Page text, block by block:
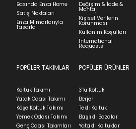
Basında Enza Home
Satış Noktaları
Enza Mimarlarıyla
Tasarla
Değişim & İade &
Montaj
Kişisel Verilerin
Korunması
Kullanım Koşulları
International
Requests
POPÜLER TAKIMLAR
Koltuk Takımı
Yatak Odası Takımı
Köşe Koltuk Takımı
Yemek Odası Takımı
Genç Odası Takımları
POPÜLER ÜRÜNLER
3'lü Koltuk
Berjer
Tekli Koltuk
Başlıklı Bazalar
Yataklı Koltuklar